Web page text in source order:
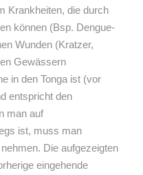
Krankheiten, die durch
können (Bsp. Dengue-
Wunden (Kratzer,
Gewässern
in den Tonga ist (vor
entspricht den
man auf
ist, muss man
Die aufgezeigten
eingehende